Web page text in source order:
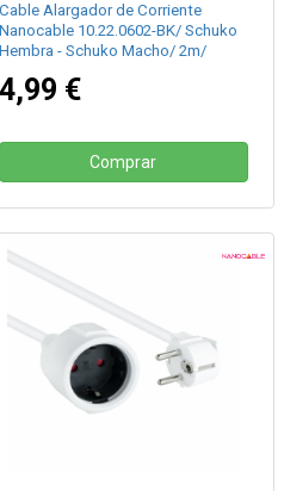
Cable Alargador de Corriente
Nanocable 10.22.0602-BK/ Schuko
Hembra - Schuko Macho/ 2m/
4,99 €
Comprar